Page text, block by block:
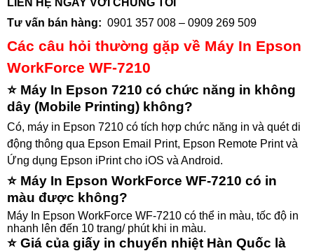
Tư vấn bán hàng: 0901 357 008 – 0909 269 509
Các câu hỏi thường gặp về Máy In Epson
WorkForce WF-7210
⭐ Máy In Epson 7210 có chức năng in không
dây (Mobile Printing) không?
Có, máy in Epson 7210 có tích hợp chức năng in và quét di
động thông qua Epson Email Print, Epson Remote Print và
Ứng dụng Epson iPrint cho iOS và Android.
⭐ Máy In Epson WorkForce WF-7210 có in
màu được không?
Máy In Epson WorkForce WF-7210 có thể in màu, tốc độ in
nhanh lên đến 10 trang/ phút khi in màu.
⭐ Giá của giấy in chuyển nhiệt Hàn Quốc là